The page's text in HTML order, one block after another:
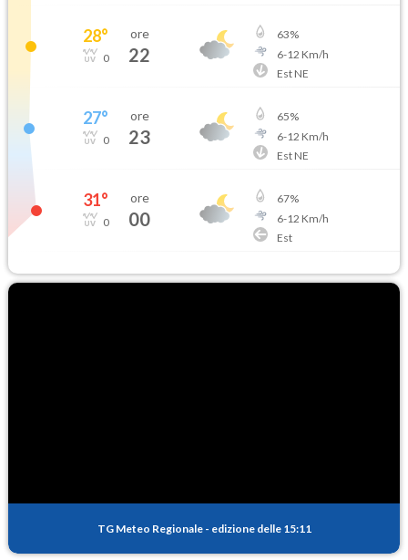
28°
0
ore
22
63%
6-12 Km/h
Est NE
27°
0
ore
23
65%
6-12 Km/h
Est NE
31°
0
ore
00
67%
6-12 Km/h
Est
TG Meteo Regionale - edizione delle 15:11